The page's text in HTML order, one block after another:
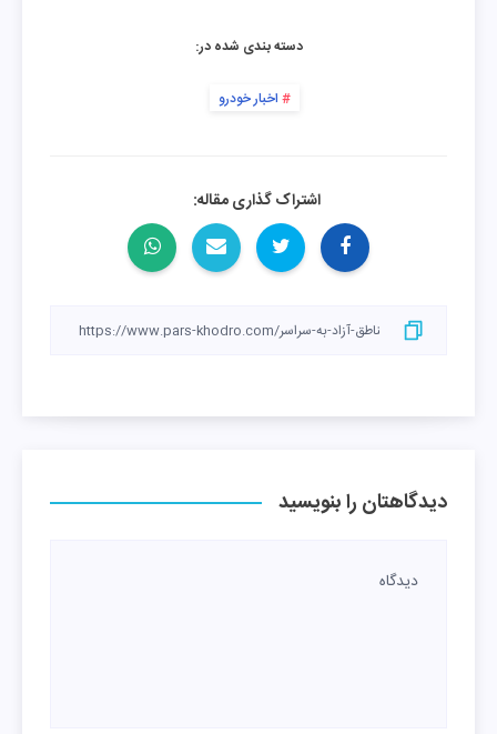
دسته بندی شده در:
اخبار خودرو
اشتراک گذاری مقاله:
دیدگاهتان را بنویسید